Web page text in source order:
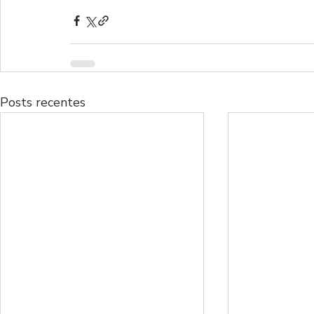
Posts recentes